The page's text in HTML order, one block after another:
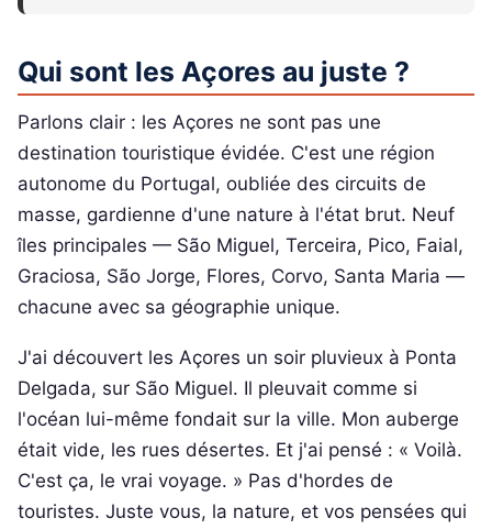
Qui sont les Açores au juste ?
Parlons clair : les Açores ne sont pas une
destination touristique évidée. C'est une région
autonome du Portugal, oubliée des circuits de
masse, gardienne d'une nature à l'état brut. Neuf
îles principales — São Miguel, Terceira, Pico, Faial,
Graciosa, São Jorge, Flores, Corvo, Santa Maria —
chacune avec sa géographie unique.
J'ai découvert les Açores un soir pluvieux à Ponta
Delgada, sur São Miguel. Il pleuvait comme si
l'océan lui-même fondait sur la ville. Mon auberge
était vide, les rues désertes. Et j'ai pensé : « Voilà.
C'est ça, le vrai voyage. » Pas d'hordes de
touristes. Juste vous, la nature, et vos pensées qui